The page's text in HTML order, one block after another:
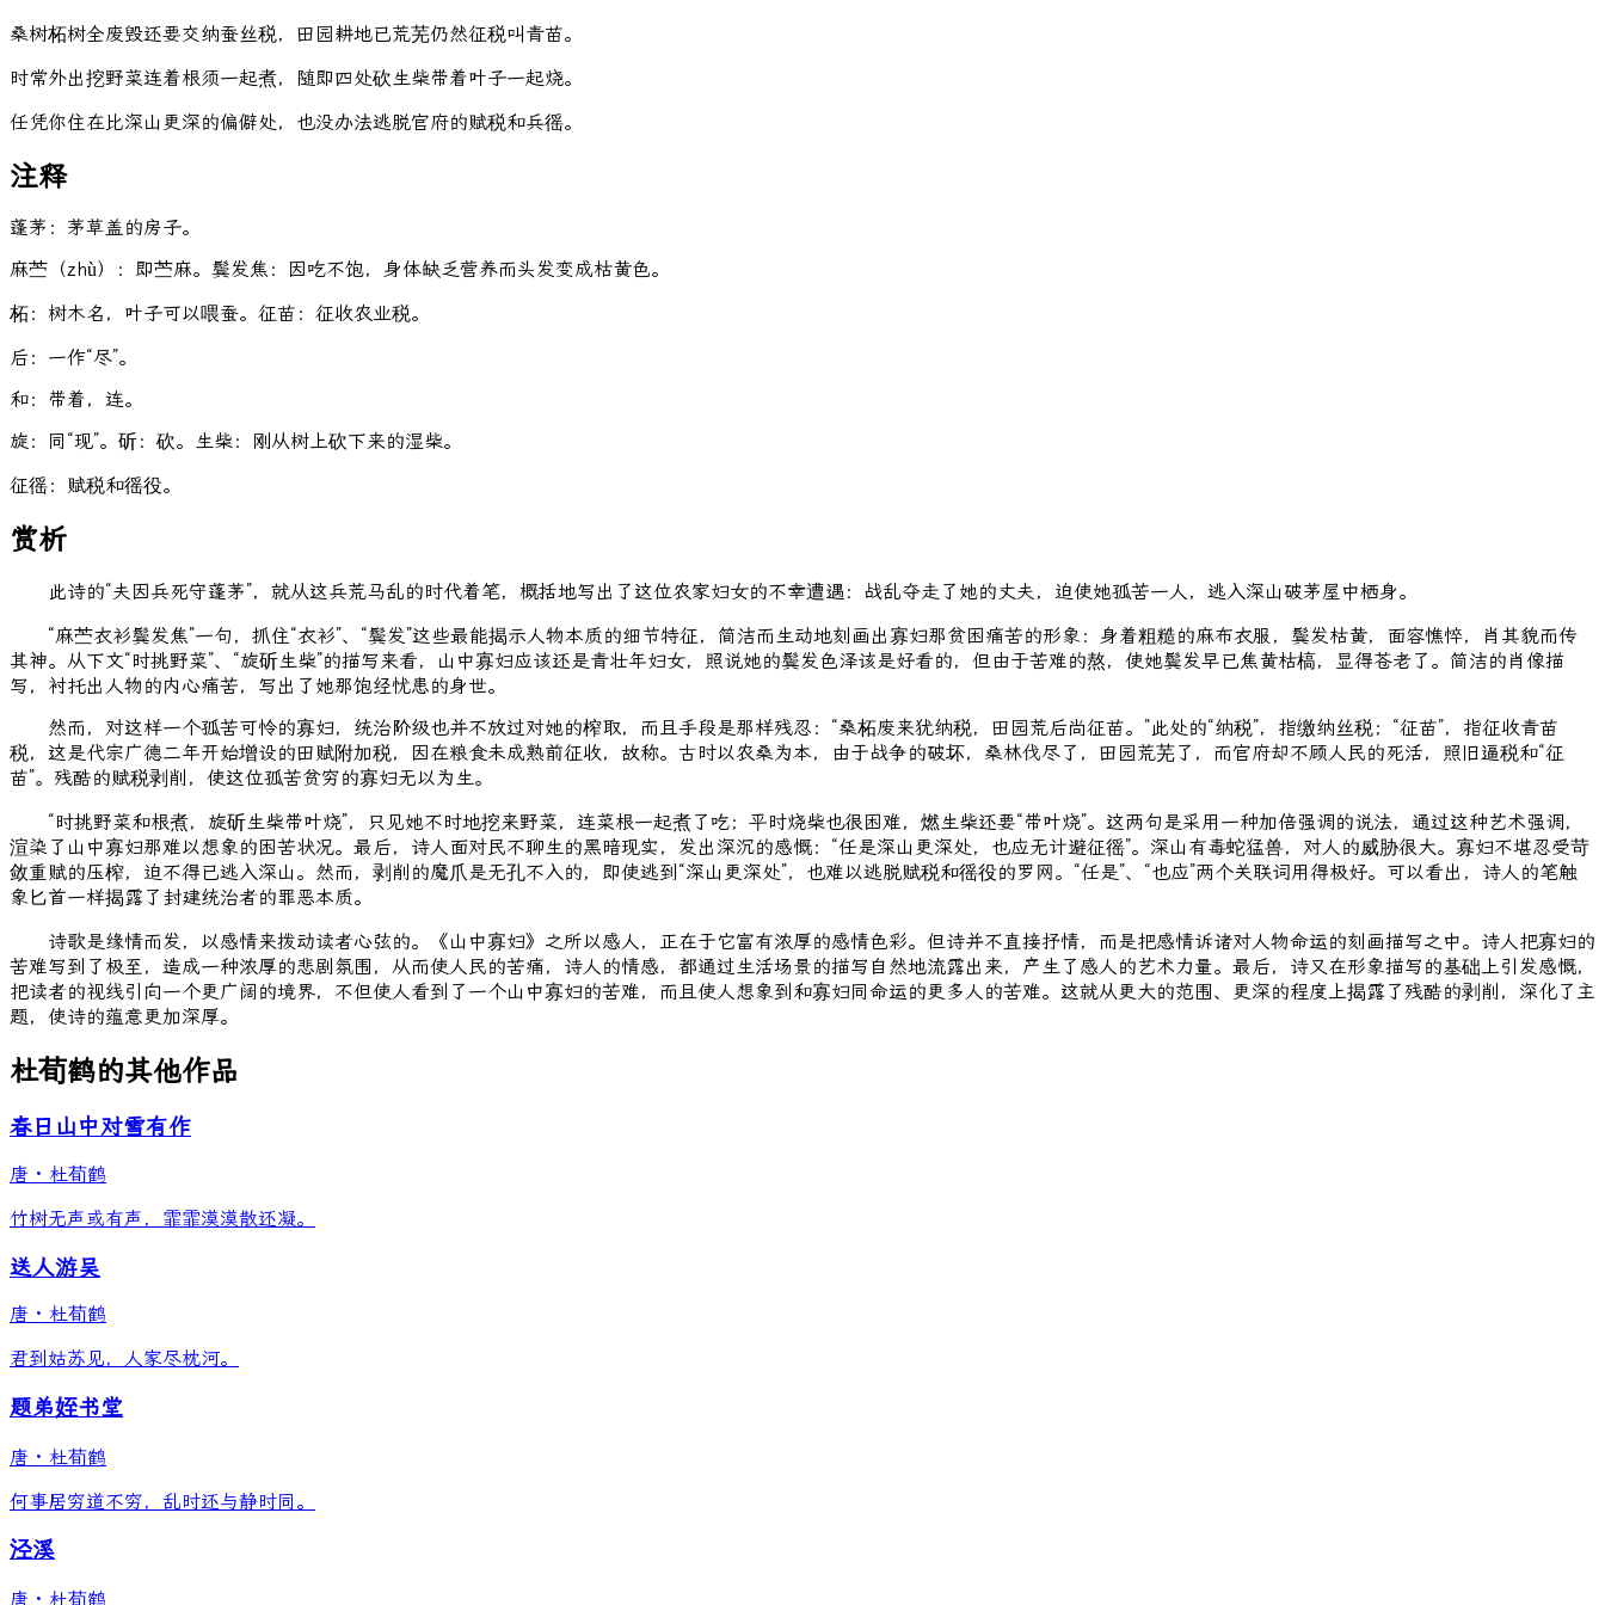
桑树柘树全废毁还要交纳蚕丝税，田园耕地已荒芜仍然征税叫青苗。
时常外出挖野菜连着根须一起煮，随即四处砍生柴带着叶子一起烧。
任凭你住在比深山更深的偏僻处，也没办法逃脱官府的赋税和兵徭。
注释
蓬茅：茅草盖的房子。
麻苎（zhù）：即苎麻。鬓发焦：因吃不饱，身体缺乏营养而头发变成枯黄色。
柘：树木名，叶子可以喂蚕。征苗：征收农业税。
后：一作“尽”。
和：带着，连。
旋：同“现”。斫：砍。生柴：刚从树上砍下来的湿柴。
征徭：赋税和徭役。
赏析
此诗的“夫因兵死守蓬茅”，就从这兵荒马乱的时代着笔，概括地写出了这位农家妇女的不幸遭遇：战乱夺走了她的丈夫，迫使她孤苦一人，逃入深山破茅屋中栖身。
“麻苎衣衫鬓发焦”一句，抓住“衣衫”、“鬓发”这些最能揭示人物本质的细节特征，简洁而生动地刻画出寡妇那贫困痛苦的形象：身着粗糙的麻布衣服，鬓发枯黄，面容憔悴，肖其貌而传
其神。从下文“时挑野菜”、“旋斫生柴”的描写来看，山中寡妇应该还是青壮年妇女，照说她的鬓发色泽该是好看的，但由于苦难的熬，使她鬓发早已焦黄枯槁，显得苍老了。简洁的肖像描
写，衬托出人物的内心痛苦，写出了她那饱经忧患的身世。
然而，对这样一个孤苦可怜的寡妇，统治阶级也并不放过对她的榨取，而且手段是那样残忍：“桑柘废来犹纳税，田园荒后尚征苗。”此处的“纳税”，指缴纳丝税；“征苗”，指征收青苗
税，这是代宗广德二年开始增设的田赋附加税，因在粮食未成熟前征收，故称。古时以农桑为本，由于战争的破坏，桑林伐尽了，田园荒芜了，而官府却不顾人民的死活，照旧逼税和“征
苗”。残酷的赋税剥削，使这位孤苦贫穷的寡妇无以为生。
“时挑野菜和根煮，旋斫生柴带叶烧”，只见她不时地挖来野菜，连菜根一起煮了吃；平时烧柴也很困难，燃生柴还要“带叶烧”。这两句是采用一种加倍强调的说法，通过这种艺术强调，
渲染了山中寡妇那难以想象的困苦状况。最后，诗人面对民不聊生的黑暗现实，发出深沉的感慨：“任是深山更深处，也应无计避征徭”。深山有毒蛇猛兽，对人的威胁很大。寡妇不堪忍受苛
敛重赋的压榨，迫不得已逃入深山。然而，剥削的魔爪是无孔不入的，即使逃到“深山更深处”，也难以逃脱赋税和徭役的罗网。“任是”、“也应”两个关联词用得极好。可以看出，诗人的笔触
象匕首一样揭露了封建统治者的罪恶本质。
诗歌是缘情而发，以感情来拨动读者心弦的。《山中寡妇》之所以感人，正在于它富有浓厚的感情色彩。但诗并不直接抒情，而是把感情诉诸对人物命运的刻画描写之中。诗人把寡妇的
苦难写到了极至，造成一种浓厚的悲剧氛围，从而使人民的苦痛，诗人的情感，都通过生活场景的描写自然地流露出来，产生了感人的艺术力量。最后，诗又在形象描写的基础上引发感慨，
把读者的视线引向一个更广阔的境界，不但使人看到了一个山中寡妇的苦难，而且使人想象到和寡妇同命运的更多人的苦难。这就从更大的范围、更深的程度上揭露了残酷的剥削，深化了主
题，使诗的蕴意更加深厚。
杜荀鹤的其他作品
春日山中对雪有作
唐 · 杜荀鹤
竹树无声或有声，霏霏漠漠散还凝。
送人游吴
唐 · 杜荀鹤
君到姑苏见，人家尽枕河。
题弟姪书堂
唐 · 杜荀鹤
何事居穷道不穷，乱时还与静时同。
泾溪
唐 · 杜荀鹤